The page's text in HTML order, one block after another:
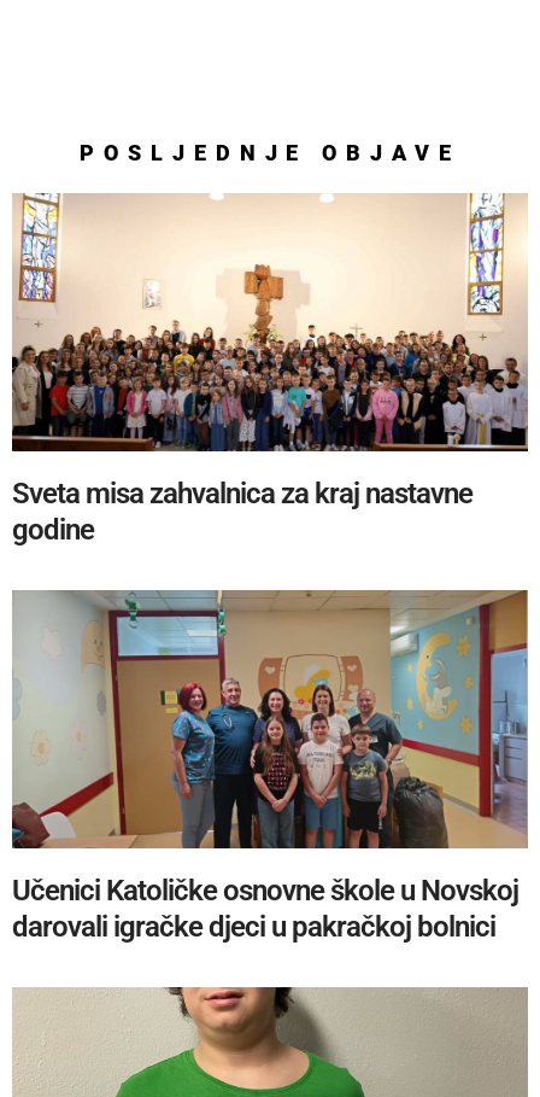
POSLJEDNJE OBJAVE
Sveta misa zahvalnica za kraj nastavne
godine
Učenici Katoličke osnovne škole u Novskoj
darovali igračke djeci u pakračkoj bolnici